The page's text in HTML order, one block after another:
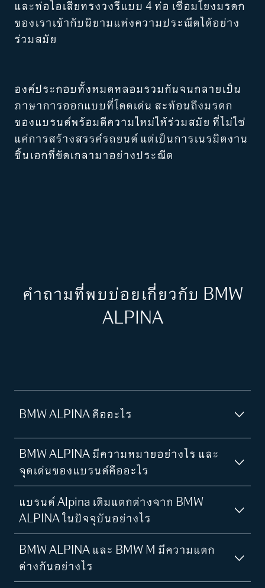
และท่อไอเสียทรงวงรีแบบ 4 ท่อ เชื่อมโยงมรดก
ของเราเข้ากับนิยามแห่งความประณีตได้อย่าง
ร่วมสมัย
องค์ประกอบทั้งหมดหลอมรวมกันจนกลายเป็น
ภาษาการออกแบบที่โดดเด่น สะท้อนถึงมรดก
ของแบรนด์พร้อมตีความใหม่ให้ร่วมสมัย ที่ไม่ใช่
แค่การสร้างสรรค์รถยนต์ แต่เป็นการเนรมิตงาน
ชิ้นเอกที่ขัดเกลามาอย่างประณีต
คำถามที่พบบ่อยเกี่ยวกับ BMW
ALPINA
BMW ALPINA คืออะไร
BMW ALPINA มีความหมายอย่างไร และ
จุดเด่นของแบรนด์คืออะไร
แบรนด์ Alpina เดิมแตกต่างจาก BMW
ALPINA ในปัจจุบันอย่างไร
BMW ALPINA และ BMW M มีความแตก
ต่างกันอย่างไร